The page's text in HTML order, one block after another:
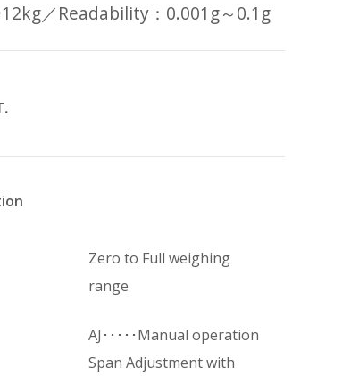
／Readability：0.001g～0.1g
Zero to Full weighing
range
AJ･････Manual operation
Span Adjustment with